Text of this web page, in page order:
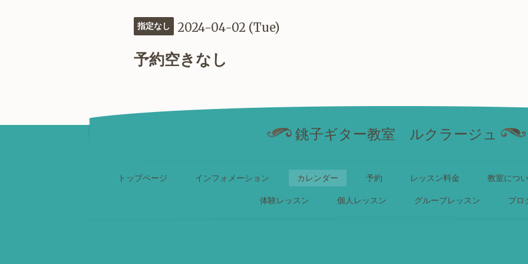
指定なし 2024-04-02 (Tue)
予約空きなし
銚子ギター教室 ルクラージュ
トップページ インフォメーション カレンダー 予約 レッスン料金 教室につ
体験レッスン 個人レッスン グループレッスン ブロ